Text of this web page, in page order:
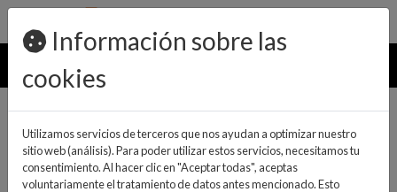
pedidos@ideaelectrodomesticos.com
924 047 836
MENU
Información sobre las
cookies
Utilizamos servicios de terceros que nos ayudan a optimizar nuestro
sitio web (análisis). Para poder utilizar estos servicios, necesitamos tu
consentimiento. Al hacer clic en "Aceptar todas", aceptas
voluntariamente el tratamiento de datos antes mencionado. Esto